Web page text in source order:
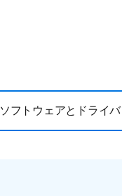
ソフトウェアとドライバ